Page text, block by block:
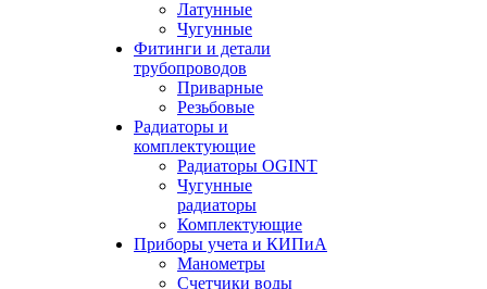
Латунные
Чугунные
Фитинги и детали
трубопроводов
Приварные
Резьбовые
Радиаторы и
комплектующие
Радиаторы OGINT
Чугунные
радиаторы
Комплектующие
Приборы учета и КИПиА
Манометры
Счетчики воды